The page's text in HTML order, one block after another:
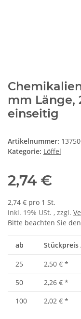
mm Länge,
einseitig
Artikelnummer:
Kategorie: Löffel
2,74 €
2,74 € pro 1 St.
inkl. 19% USt. , zzgl.
Bitte beachten Sie
ab Stückpreis
25 2,50 € *
50
2,26 € *
100
2,02 € *